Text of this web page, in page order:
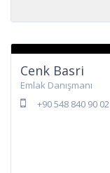
Cenk Basri
Emlak Danışmanı
+90 548 840 90 02